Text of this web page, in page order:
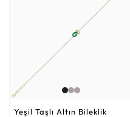
Yeşil Taşlı Altın Bileklik